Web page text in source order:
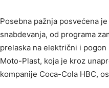
Posebna pažnja posvećena
snabdevanja, od programa
prelaska na električni i
Moto-Plast, koja je kroz
kompanije Coca-Cola HBC,